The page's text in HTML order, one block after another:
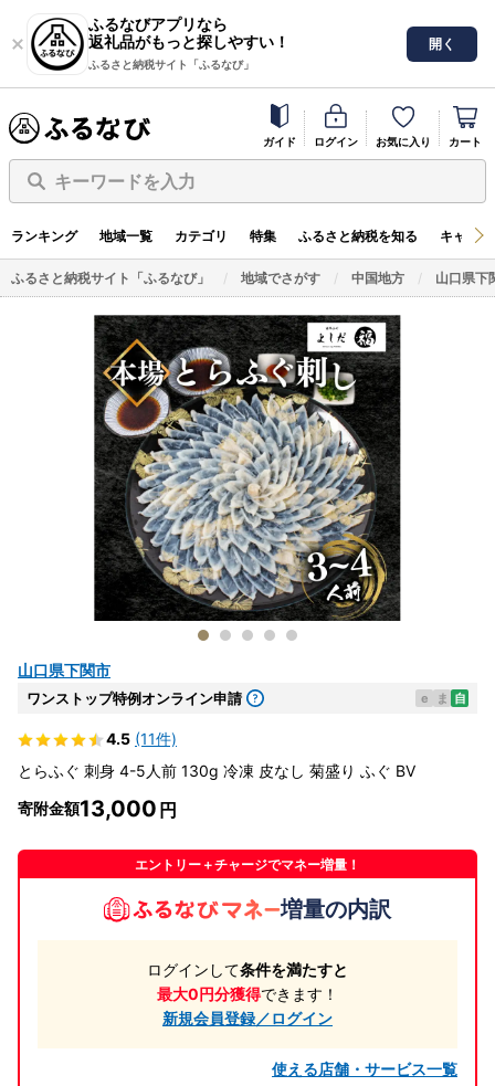
ふるなびアプリなら
返礼品がもっと探しやすい！
ふるさと納税サイト「ふるなび」
開く
ガイド ログイン お気に入り カート
キーワードを入力
ランキング 地域一覧 カテゴリ 特集 ふるさと納税を知る キャン
ふるさと納税サイト「ふるなび」 地域でさがす 中国地方 山口県下
山口県下関市
ワンストップ特例オンライン申請 e ま 自
4.5 (11件)
とらふぐ 刺身 4-5人前 130g 冷凍 皮なし 菊盛り ふぐ BV
寄附金額13,000
エントリー＋チャージでマネー増量！
増量の内訳
ログインして条件を満たすと
最大0円分獲得できます！
新規会員登録／ログイン
使える店舗・サービス一覧